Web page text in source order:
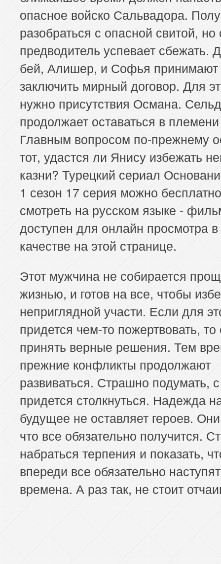
опасное войско Сальвадора.
разобраться с опасной свитой,
предводитель успевает сбежать.
бей, Алишер, и Софья
заключить мирный договор. Для
нужно присутствия Османа.
продолжает оставаться в
Главным вопросом по-прежнему
тот, удастся ли Янису избежать
казни? Турецкий сериал
1 сезон 17 серия можно бесплатно
смотреть на русском языке -
доступен для онлайн просмотра
качестве на этой странице.
Этот мужчина не собирается
жизнью, и готов на все, чтобы
неприглядной участи. Если для
придется чем-то пожертвовать, то
принять верные решения. Тем
прежние конфликты продолжают
развиваться. Страшно подумать,
придется столкнуться. Надежда
будущее не оставляет героев.
что все обязательно получится.
набраться терпения и показать,
впереди все обязательно
времена. А раз так, не стоит